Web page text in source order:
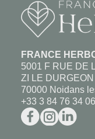
FRANCE
5001 F RUE DE
ZI LE DURGEON
70000 Noidans
+33 3 84 76 34 06